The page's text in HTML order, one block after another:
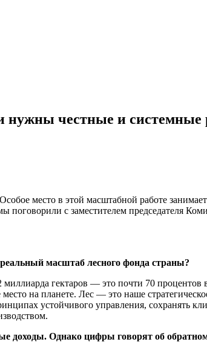
нужны честные и
место в этой масштабной работе
поговорили с заместителем председателя
масштаб лесного фонда страны?
гектаров — это почти 70
на планете. Лес — это наше
устойчивого управления, сохранять
доходы. Однако цифры говорят об